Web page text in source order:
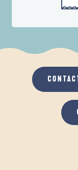
City golf de
Adrénature Parc